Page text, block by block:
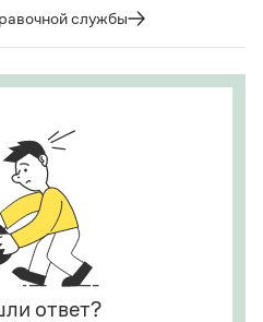
остальные слова,
текстах. Здесь
в бездну
в русском языке
белорусский
изменилось
. Имолдаване
, когда государство
.
службы
ответ?